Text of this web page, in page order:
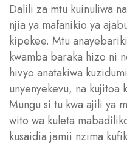
Dalili za mtu kuinuliwa
njia ya mafanikio ya
kipekee. Mtu
kwamba baraka hizo ni
hivyo anatakiwa
unyenyekevu, na kujitoa
Mungu si tu kwa ajili ya
wito wa kuleta
kusaidia jamii nzima